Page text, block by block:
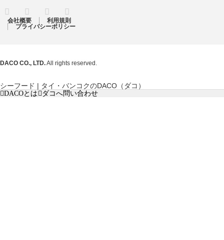
Twitter FacebookInstagram
会社概要
利用規則
プライバシーポリシー
DACO CO., LTD.All rights reserved.
シーフード | タイ・バンコクのDACO（ダコ）
DACOとは ダコへ問い合わせ